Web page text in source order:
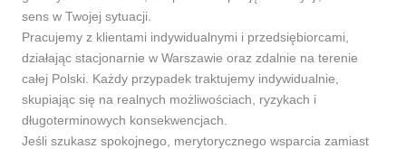
sens w Twojej sytuacji.
Pracujemy z klientami indywidualnymi i przedsiębiorcami,
działając stacjonarnie w Warszawie oraz zdalnie na terenie
całej Polski. Każdy przypadek traktujemy indywidualnie,
skupiając się na realnych możliwościach, ryzykach i
długoterminowych konsekwencjach.
Jeśli szukasz spokojnego, merytorycznego wsparcia zamiast